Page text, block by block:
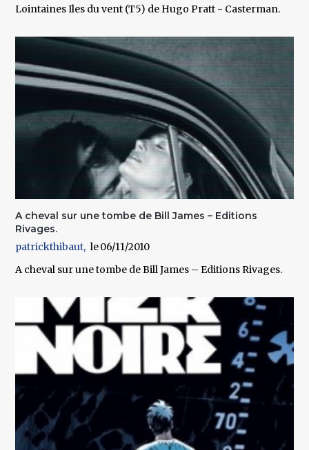
Lointaines Iles du vent (T5) de Hugo Pratt - Casterman.
A cheval sur une tombe de Bill James – Editions
Rivages.
patrickthibaut
06/11/2010
A cheval sur une tombe de Bill James – Editions Rivages.